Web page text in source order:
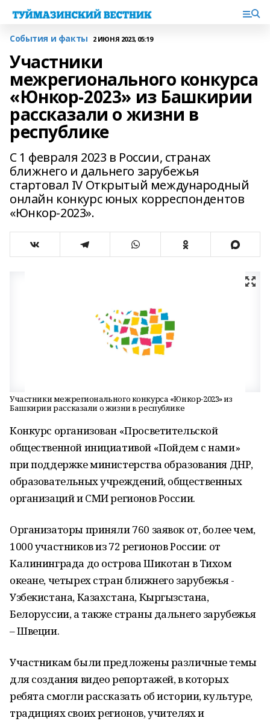
События и факты 2 ИЮНЯ 2023, 05:19
Участники
межрегионального конкурса
«Юнкор-2023» из Башкирии
рассказали о жизни в
республике
С 1 февраля 2023 в России, странах
ближнего и дальнего зарубежья
стартовал IV Открытый международный
онлайн конкурс юных корреспондентов
«Юнкор-2023».
Участники межрегионального конкурса «Юнкор-2023» из
Башкирии рассказали о жизни в республике
Конкурс организован «Просветительской
общественной инициативой «Пойдем с нами»
при поддержке министерства образования ДНР,
образовательных учреждений, общественных
организаций и СМИ регионов России.
Организаторы приняли 760 заявок от, более чем,
1000 участников из 72 регионов России: от
Калининграда до острова Шикотан в Тихом
океане, четырех стран ближнего зарубежья -
Узбекистана, Казахстана, Кыргызстана,
Белоруссии, а также страны дальнего зарубежья
– Швеции.
Участникам были предложены различные темы
для создания видео репортажей, в которых
ребята смогли рассказать об истории, культуре,
традициях своих регионов, учителях и